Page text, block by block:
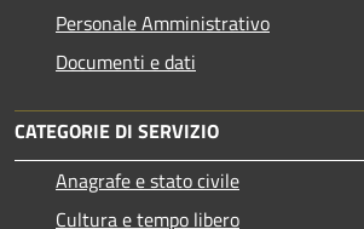
Personale Amministrativo
Documenti e dati
CATEGORIE DI SERVIZIO
Anagrafe e stato civile
Cultura e tempo libero